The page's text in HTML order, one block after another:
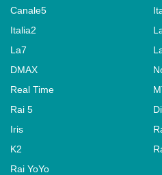
Canale5
Italia2
La7
DMAX
Real Time
Rai 5
Iris
K2
Rai YoYo